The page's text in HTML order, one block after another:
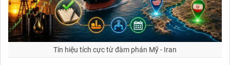
Tín hiệu tích cực từ đàm phán Mỹ - Iran